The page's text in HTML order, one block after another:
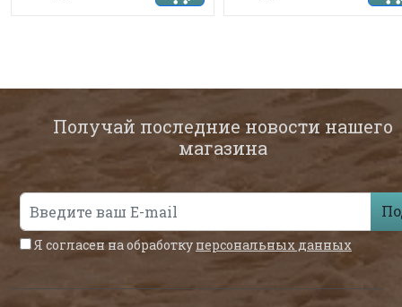
Получай последние новости нашего
магазина
Я согласен на обработку персональных данных